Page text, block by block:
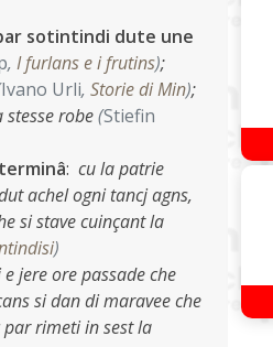
sotintindi dute une
, I furlans e i frutins);
Ivano Urli, Storie di Min);
stesse robe(Stiefin
: cu la patrie
achel ogni tancj agns,
si stave cuinçant la
)
jere ore passade che
si dan di maravee che
par rimeti in sest la